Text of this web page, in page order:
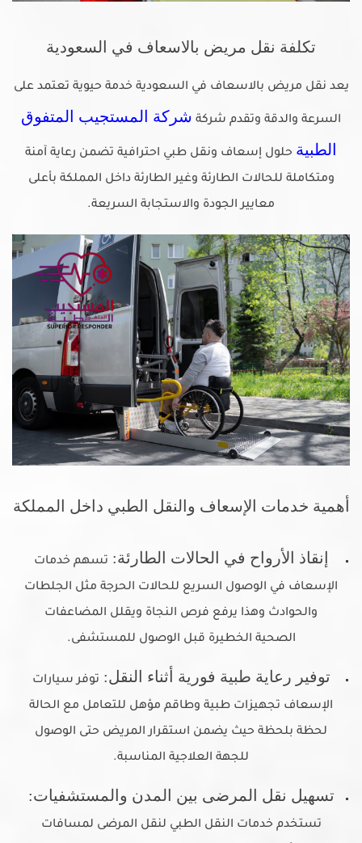
تكلفة نقل مريض بالاسعاف في السعودية
يعد نقل مريض بالاسعاف في السعودية خدمة حيوية تعتمد على
السرعة والدقة وتقدم شركة شركة المستجيب المتفوق
الطبية حلول إسعاف ونقل طبي احترافية تضمن رعاية آمنة
ومتكاملة للحالات الطارئة وغير الطارئة داخل المملكة بأعلى
معايير الجودة والاستجابة السريعة.
أهمية خدمات الإسعاف والنقل الطبي داخل المملكة
إنقاذ الأرواح في الحالات الطارئة: تسهم خدمات
الإسعاف في الوصول السريع للحالات الحرجة مثل الجلطات
والحوادث وهذا يرفع فرص النجاة ويقلل المضاعفات
الصحية الخطيرة قبل الوصول للمستشفى.
توفير رعاية طبية فورية أثناء النقل: توفر سيارات
الإسعاف تجهيزات طبية وطاقم مؤهل للتعامل مع الحالة
لحظة بلحظة حيث يضمن استقرار المريض حتى الوصول
للجهة العلاجية المناسبة.
تسهيل نقل المرضى بين المدن والمستشفيات:
تستخدم خدمات النقل الطبي لنقل المرضى لمسافات